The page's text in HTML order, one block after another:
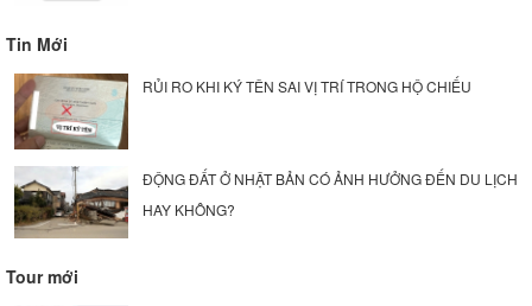
Tin Mới
RỦI RO KHI KÝ TÊN SAI VỊ TRÍ TRONG HỘ CHIẾU
ĐỘNG ĐẤT Ở NHẬT BẢN CÓ ẢNH HƯỞNG ĐẾN DU LỊCH
HAY KHÔNG?
Tour mới